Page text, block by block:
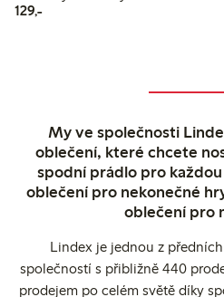
129,-129,00 Kč
My ve společnosti
oblečení, které chcete
spodní prádlo pro
oblečení pro nekonečné
oblečení pro
Lindex je jednou z
společností s přibližně 440
prodejem po celém světě díky